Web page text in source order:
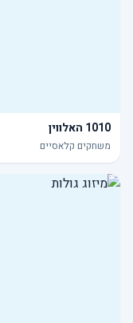
1010 האלווין
משחקים קלאסיים